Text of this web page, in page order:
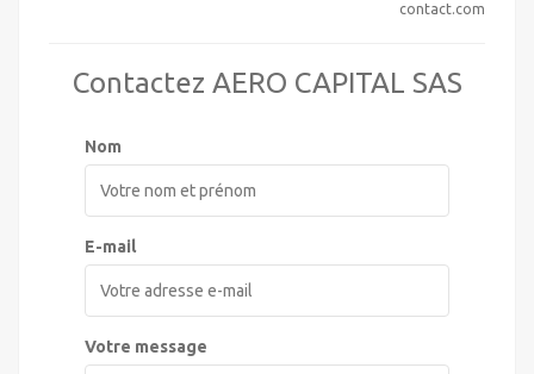
contact.com
Contactez AERO CAPITAL SAS
Nom
E-mail
Votre message